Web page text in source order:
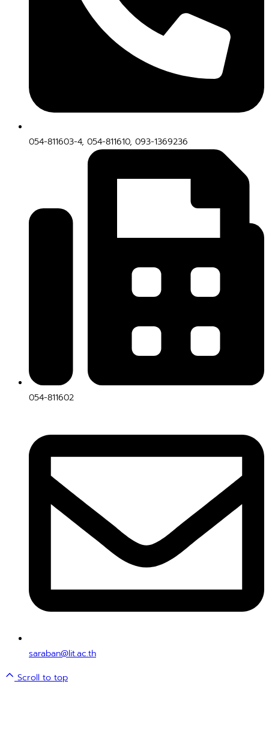
054-811603-4, 054-811610, 093-1369236
054-811602
saraban@lit.ac.th
Scroll to top